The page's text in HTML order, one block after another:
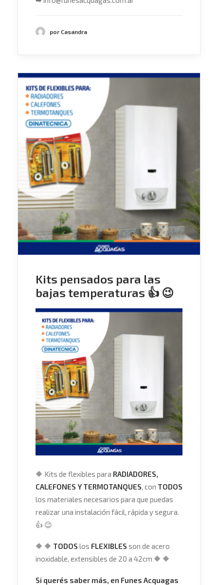
por Casandra
Kits pensados para las
bajas temperaturas 👍 😉
🔶 Kits de flexibles para RADIADORES,
CALEFONES Y TERMOTANQUES, con TODOS
los materiales necesarios para que puedas
realizar una instalación fácil, rápida y segura.
👍 😉
🔶 🔶 TODOS los FLEXIBLES son de acero
inoxidable, extensibles de 20 a 42cm 🔶 🔶
Si querés saber más, en Funes Acquagas